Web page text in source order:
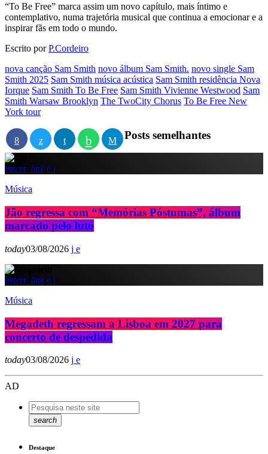
“To Be Free” marca assim um novo capítulo, mais íntimo e
contemplativo, numa trajetória musical que continua a emocionar e a
inspirar fãs em todo o mundo.
Escrito porP.Cordeiro
nova canção Sam Smith novo álbum Sam Smith. novo single Sam
Smith 2025 Sam Smith música acústica Sam Smith residência Nova
Iorque Sam Smith To Be Free Sam Smith Vivienne Westwood Sam
Smith Warsaw Brooklyn The TwoCity Chorus To Be Free New
York tour
Posts semelhantes
insert_link
Música
Jão regressa com “Memórias Póstumas”, álbum
marcado pelo luto
today03/08/2026
insert_link
Música
Megadeth regressam a Lisboa em 2027 para
concerto de despedida
today03/08/2026
AD
search
Destaque